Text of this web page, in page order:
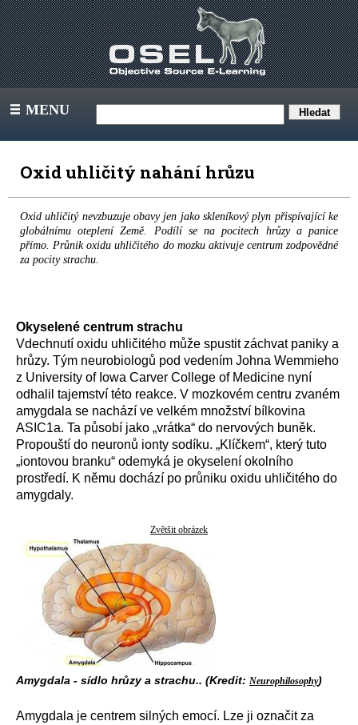
III MENU
Oxid uhličitý nahání hrůzu
Oxid uhličitý nevzbuzuje obavy jen jako skleníkový plyn přispívající ke
globálnímu oteplení Země. Podílí se na pocitech hrůzy a panice
přímo. Průnik oxidu uhličitého do mozku aktivuje centrum zodpovědné
za pocity strachu.
Okyselené centrum strachu
Vdechnutí oxidu uhličitého může spustit záchvat paniky a
hrůzy. Tým neurobiologů pod vedením Johna Wemmieho
z University of Iowa Carver College of Medicine nyní
odhalil tajemství této reakce. V mozkovém centru zvaném
amygdala se nachází ve velkém množství bílkovina
ASIC1a. Ta působí jako „vrátka“ do nervových buněk.
Propouští do neuronů ionty sodíku. „Klíčkem“, který tuto
„iontovou branku“ odemyká je okyselení okolního
prostředí. K němu dochází po průniku oxidu uhličitého do
amygdaly.
Zvětšit obrázek
Amygdala - sídlo hrůzy a strachu.. (Kredit: Neurophilosophy)
Amygdala je centrem silných emocí. Lze ji označit za